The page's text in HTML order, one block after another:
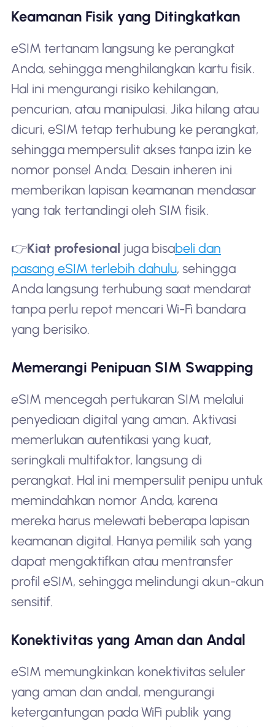
Keamanan Fisik yang Ditingkatkan
eSIM tertanam langsung ke perangkat
Anda, sehingga menghilangkan kartu fisik.
Hal ini mengurangi risiko kehilangan,
pencurian, atau manipulasi. Jika hilang atau
dicuri, eSIM tetap terhubung ke perangkat,
sehingga mempersulit akses tanpa izin ke
nomor ponsel Anda. Desain inheren ini
memberikan lapisan keamanan mendasar
yang tak tertandingi oleh SIM fisik.
👉Kiat profesional juga bisabeli dan
pasang eSIM terlebih dahulu, sehingga
Anda langsung terhubung saat mendarat
tanpa perlu repot mencari Wi-Fi bandara
yang berisiko.
Memerangi Penipuan SIM Swapping
eSIM mencegah pertukaran SIM melalui
penyediaan digital yang aman. Aktivasi
memerlukan autentikasi yang kuat,
seringkali multifaktor, langsung di
perangkat. Hal ini mempersulit penipu untuk
memindahkan nomor Anda, karena
mereka harus melewati beberapa lapisan
keamanan digital. Hanya pemilik sah yang
dapat mengaktifkan atau mentransfer
profil eSIM, sehingga melindungi akun-akun
sensitif.
Konektivitas yang Aman dan Andal
eSIM memungkinkan konektivitas seluler
yang aman dan andal, mengurangi
ketergantungan pada WiFi publik yang